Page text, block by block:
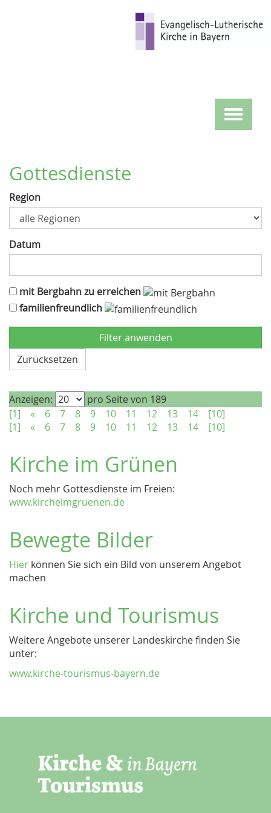
zum
Inhalt
Toggle
Gottesdienste
Region
Datum
mit Bergbahn zu erreichen
familienfreundlich
Zurücksetzen
Anzeigen:
pro Seite von 189
[1]
« 6 7 8 9 10 11 12 13 14
[10]
[1]
« 6 7 8 9 10 11 12 13 14 [10]
Kirche im Grünen
Noch mehr Gottesdienste im Freien:
www.kircheimgruenen.de
Bewegte Bilder
Hier können Sie sich ein Bild von unserem Angebot
machen
Kirche und Tourismus
Weitere Angebote unserer Landeskirche finden Sie
unter:
www.kirche-tourismus-bayern.de